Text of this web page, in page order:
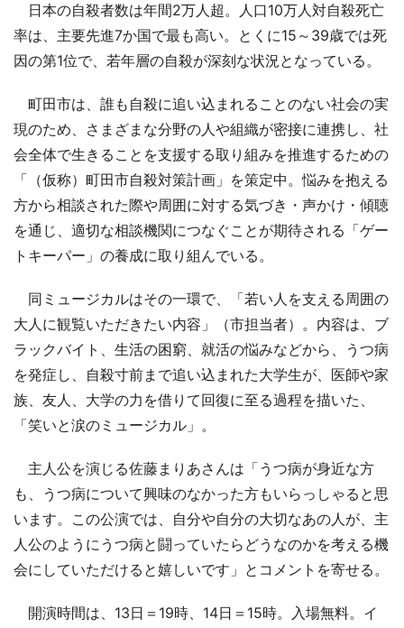
日本の自殺者数は年間2万人超。人口10万人対自殺死亡
率は、主要先進7か国で最も高い。とくに15～39歳では死
因の第1位で、若年層の自殺が深刻な状況となっている。
町田市は、誰も自殺に追い込まれることのない社会の実
現のため、さまざまな分野の人や組織が密接に連携し、社
会全体で生きることを支援する取り組みを推進するための
「（仮称）町田市自殺対策計画」を策定中。悩みを抱える
方から相談された際や周囲に対する気づき・声かけ・傾聴
を通じ、適切な相談機関につなぐことが期待される「ゲー
トキーパー」の養成に取り組んでいる。
同ミュージカルはその一環で、「若い人を支える周囲の
大人に観覧いただきたい内容」（市担当者）。内容は、ブ
ラックバイト、生活の困窮、就活の悩みなどから、うつ病
を発症し、自殺寸前まで追い込まれた大学生が、医師や家
族、友人、大学の力を借りて回復に至る過程を描いた、
「笑いと涙のミュージカル」。
主人公を演じる佐藤まりあさんは「うつ病が身近な方
も、うつ病について興味のなかった方もいらっしゃると思
います。この公演では、自分や自分の大切なあの人が、主
人公のようにうつ病と闘っていたらどうなのかを考える機
会にしていただけると嬉しいです」とコメントを寄せる。
開演時間は、13日＝19時、14日＝15時。入場無料。イ